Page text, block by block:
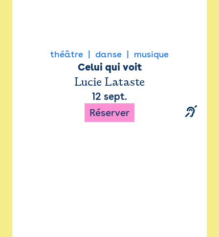
théâtre danse musique
Celui qui voit
Lucie Lataste
12 sept.
Réserver